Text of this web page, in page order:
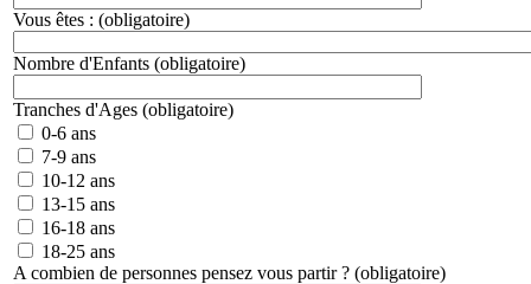
Vous êtes : (obligatoire)
Nombre d'Enfants (obligatoire)
Tranches d'Ages (obligatoire)
0-6 ans
7-9 ans
10-12 ans
13-15 ans
16-18 ans
18-25 ans
A combien de personnes pensez vous partir ? (obligatoire)